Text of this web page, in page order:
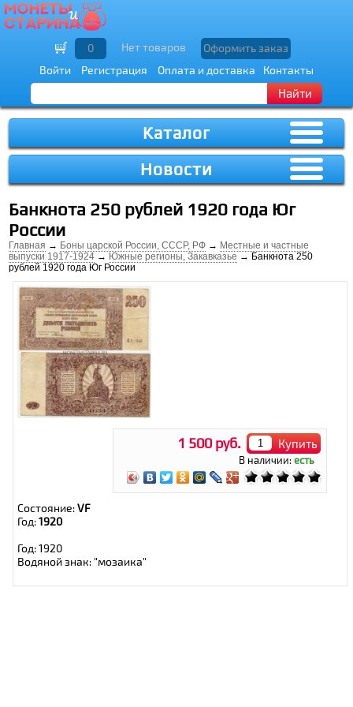
Войти Регистрация Оплата и доставка Контакты
Найти
0 Нет товаров Оформить заказ
Каталог
Новости
Банкнота 250 рублей 1920 года Юг
России
Главная → Боны царской России, СССР, РФ → Местные и частные
выпуски 1917-1924 → Южные регионы, Закавказье → Банкнота 250
рублей 1920 года Юг России
1 500 руб. Купить
В наличии:есть
Состояние:VF
Год:1920
Год: 1920
Водяной знак: "мозаика"